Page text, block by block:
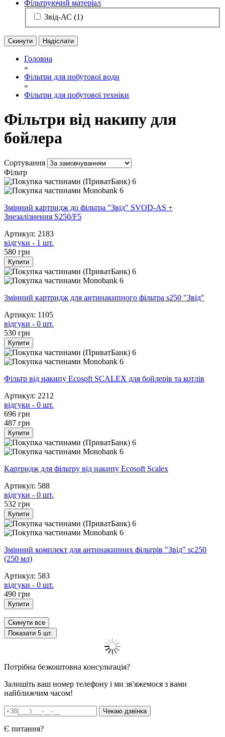
Фільтруючий матеріал
Звід-АС (1)
Скинути Надіслати
Головна
»
Фільтри для побутової води
»
Фільтри для побутової техніки
Фільтри від накипу для
бойлера
Сортування
Фільтр
6
6
Змінний картридж до фільтра "Звід" SVOD-AS +
Знезалізнення S250/F5
Артикул: 2183
відгуки - 1 шт.
580 грн
Купити
6
6
Змінний картридж для антинакипного фільтра s250 "Звід"
Артикул: 1105
відгуки - 0 шт.
530 грн
Купити
6
6
Фільтр від накипу Ecosoft SCALEX для бойлерів та котлів
Артикул: 2212
відгуки - 0 шт.
696 грн
487 грн
Купити
6
6
Картридж для фільтру від накипу Ecosoft Scalex
Артикул: 588
відгуки - 0 шт.
532 грн
Купити
6
6
Змінний комплект для антинакипних фільтрів "Звід" sc250
(250 мл)
Артикул: 583
відгуки - 0 шт.
490 грн
Купити
Скинути все
Показати 5 шт.
Потрібна безкоштовна консультація?
Залишіть ваш номер телефону і ми зв'яжемося з вами
найближчим часом!
Є питання?